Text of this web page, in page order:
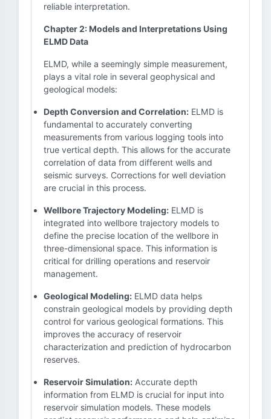
reliable interpretation.
Chapter 2: Models and Interpretations Using
ELMD Data
ELMD, while a seemingly simple measurement,
plays a vital role in several geophysical and
geological models:
Depth Conversion and Correlation: ELMD is
fundamental to accurately converting
measurements from various logging tools into
true vertical depth. This allows for the accurate
correlation of data from different wells and
seismic surveys. Corrections for well deviation
are crucial in this process.
Wellbore Trajectory Modeling: ELMD is
integrated into wellbore trajectory models to
define the precise location of the wellbore in
three-dimensional space. This information is
critical for drilling operations and reservoir
management.
Geological Modeling: ELMD data helps
constrain geological models by providing depth
control for various geological formations. This
improves the accuracy of reservoir
characterization and prediction of hydrocarbon
reserves.
Reservoir Simulation: Accurate depth
information from ELMD is crucial for input into
reservoir simulation models. These models